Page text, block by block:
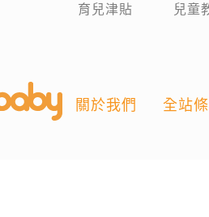
育兒津貼
兒童
關於我們 全站